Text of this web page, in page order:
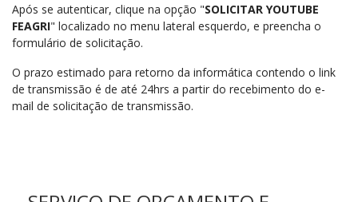
Após se autenticar, clique na opção "SOLICITAR YOUTUBE
FEAGRI" localizado no menu lateral esquerdo, e preencha o
formulário de solicitação.
O prazo estimado para retorno da informática contendo o link
de transmissão é de até 24hrs a partir do recebimento do e-
mail de solicitação de transmissão.